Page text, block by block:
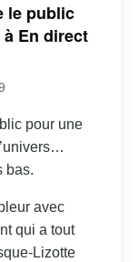
le public
En direct
pour une
bas.
avec
qui a tout
Lizotte